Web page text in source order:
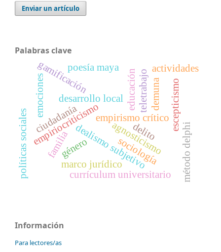
Enviar un artículo
Palabras clave
empiriocriticismoempirismo crítico
dealismo subjetivo
escepticismo
agnosticismo
marco jurídico
teletrabajo
desarrollo local
sociología
políticas sociales
educación
familia método delphi
ciudadanía
currículum universitario
gamificaciónpoesía maya
género
demuna
actividades
emociones
delito
Información
Para lectores/as